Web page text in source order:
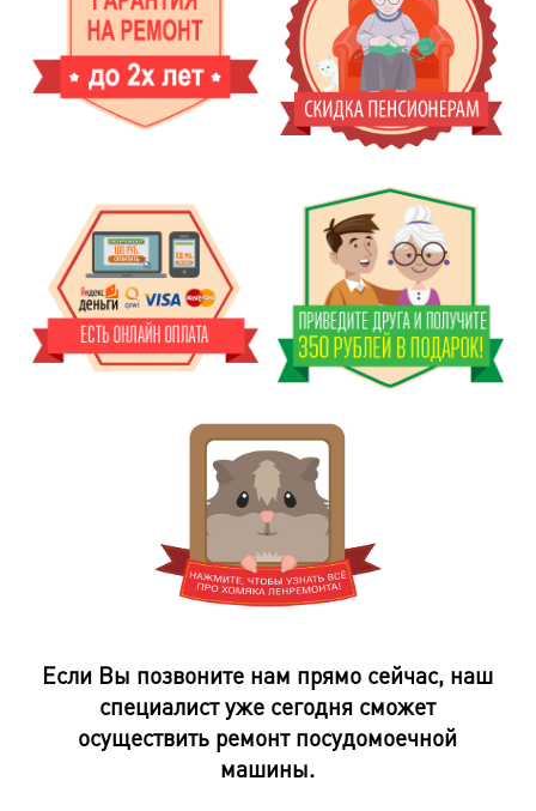
Если Вы позвоните нам прямо сейчас, наш
специалист уже сегодня сможет
осуществить ремонт посудомоечной
машины.